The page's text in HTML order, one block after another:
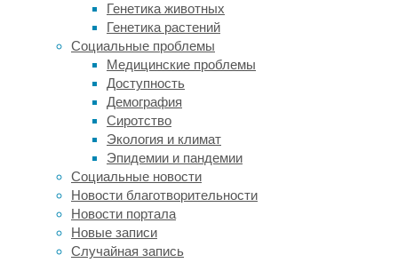
Генетика животных
Генетика растений
Социальные проблемы
Медицинские проблемы
Доступность
Демография
Сиротство
Экология и климат
Эпидемии и пандемии
Социальные новости
Новости благотворительности
Новости портала
Новые записи
Случайная запись
многие
приматы,
они
ведут
промискуитетный
образ
жизни,
поэтому
самцы
не
могут
быть
уверены
в